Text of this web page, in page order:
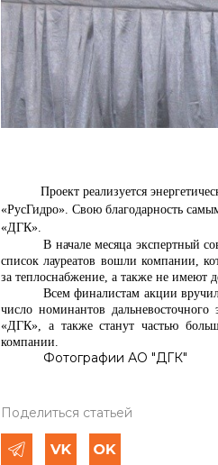
Проект реализуется
«РусГидро». Свою благодарность
«ДГК».
В начале месяца экспертный
список лауреатов вошли компании,
за теплоснабжение, а также не имеют
Всем финалистам акции
число номинантов
«ДГК», а также станут частью
компании.
Фотографии АО "ДГК"
Поделиться статьей